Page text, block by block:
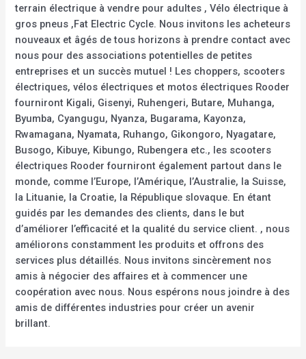
terrain électrique à vendre pour adultes , Vélo électrique à
gros pneus ,Fat Electric Cycle. Nous invitons les acheteurs
nouveaux et âgés de tous horizons à prendre contact avec
nous pour des associations potentielles de petites
entreprises et un succès mutuel ! Les choppers, scooters
électriques, vélos électriques et motos électriques Rooder
fourniront Kigali, Gisenyi, Ruhengeri, Butare, Muhanga,
Byumba, Cyangugu, Nyanza, Bugarama, Kayonza,
Rwamagana, Nyamata, Ruhango, Gikongoro, Nyagatare,
Busogo, Kibuye, Kibungo, Rubengera etc., les scooters
électriques Rooder fourniront également partout dans le
monde, comme l’Europe, l’Amérique, l’Australie, la Suisse,
la Lituanie, la Croatie, la République slovaque. En étant
guidés par les demandes des clients, dans le but
d’améliorer l’efficacité et la qualité du service client. , nous
améliorons constamment les produits et offrons des
services plus détaillés. Nous invitons sincèrement nos
amis à négocier des affaires et à commencer une
coopération avec nous. Nous espérons nous joindre à des
amis de différentes industries pour créer un avenir
brillant.